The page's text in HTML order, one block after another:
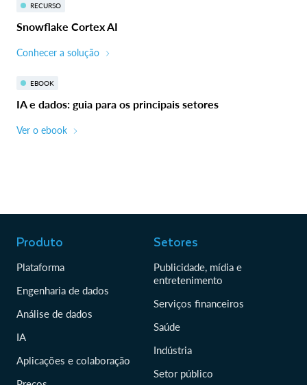
RECURSO
Snowflake Cortex AI
Conhecer a solução
EBOOK
IA e dados: guia para os principais setores
Ver o ebook
Produto
Plataforma
Engenharia de dados
Análise de dados
IA
Aplicações e colaboração
Setores
Publicidade, mídia e
entretenimento
Serviços financeiros
Saúde
Indústria
Setor público